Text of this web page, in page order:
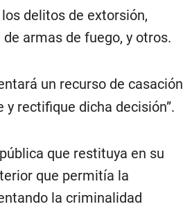
delitos de extorsión,
armas de fuego, y otros.
un recurso de casación
y rectifique dicha decisión”.
que restituya en su
que permitía la
la criminalidad